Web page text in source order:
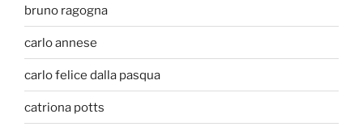
bruno ragogna
carlo annese
carlo felice dalla pasqua
catriona potts